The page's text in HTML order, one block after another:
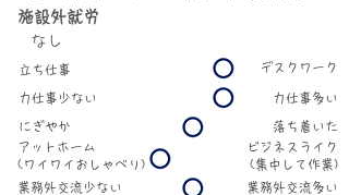
施設外就労
なし
立ち仕事 デスクワーク
力仕事少ない 力仕事多い
にぎやか
アットホーム
(ワイワイおしゃべり)
業務外交流少ない
​落ち着いた
ビジネスライク
(集中して作業)
業務外交流多い